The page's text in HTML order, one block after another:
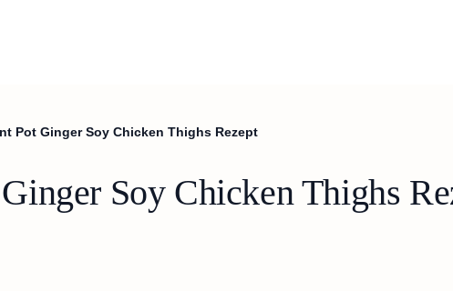
Pot Ginger Soy Chicken Thighs Rezept
Soy Chicken Thighs